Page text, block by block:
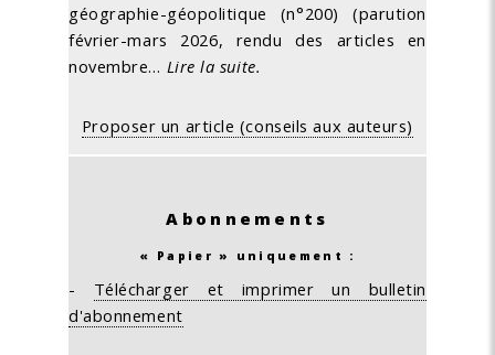
géographie-géopolitique (n°200) (parution
février-mars 2026, rendu des articles en
novembre… Lire la suite.
Proposer un article (conseils aux auteurs)
Abonnements
« Papier » uniquement :
- Télécharger et imprimer un bulletin
d'abonnement